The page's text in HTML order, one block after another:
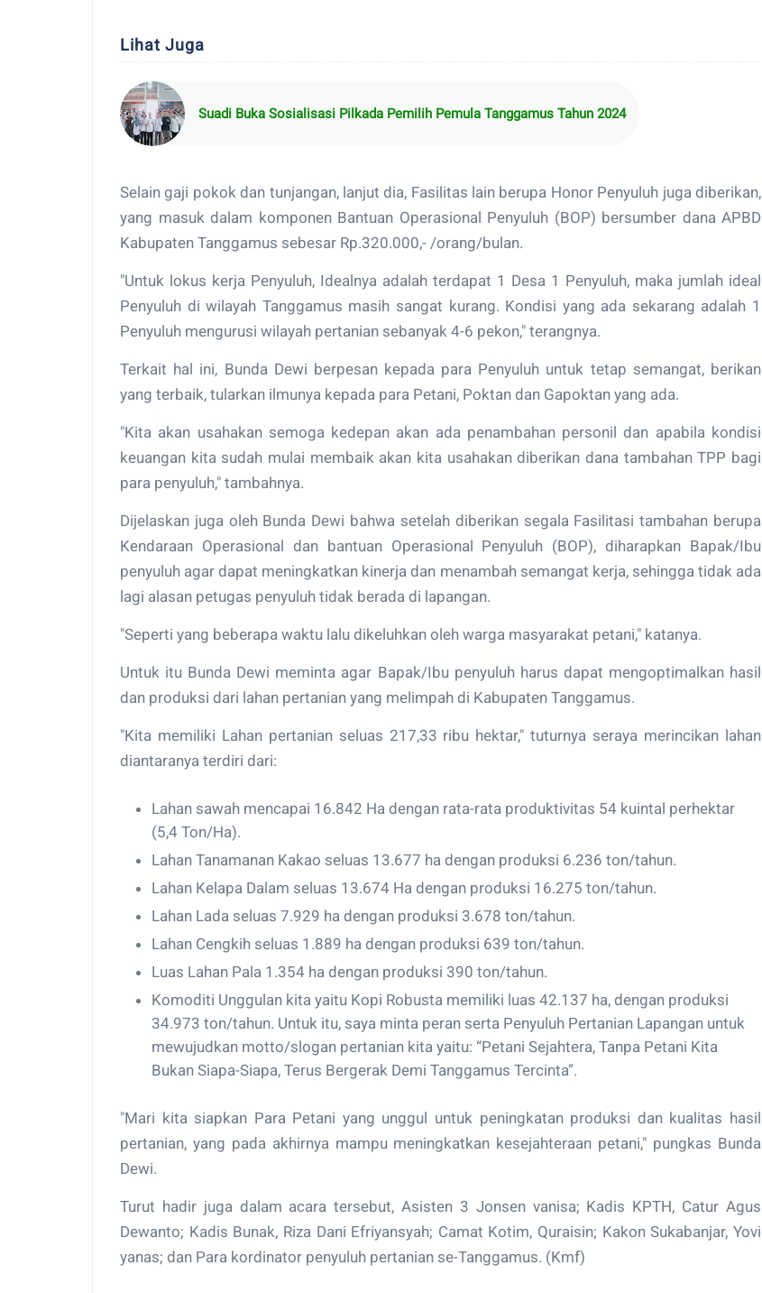
Lihat Juga
Suadi Buka Sosialisasi Pilkada Pemilih Pemula Tanggamus Tahun 2024
Selain gaji pokok dan tunjangan, lanjut dia, Fasilitas lain berupa Honor Penyuluh juga diberikan,
yang masuk dalam komponen Bantuan Operasional Penyuluh (BOP) bersumber dana APBD
Kabupaten Tanggamus sebesar Rp.320.000,- /orang/bulan.
"Untuk lokus kerja Penyuluh, Idealnya adalah terdapat 1 Desa 1 Penyuluh, maka jumlah ideal
Penyuluh di wilayah Tanggamus masih sangat kurang. Kondisi yang ada sekarang adalah 1
Penyuluh mengurusi wilayah pertanian sebanyak 4-6 pekon," terangnya.
Terkait hal ini, Bunda Dewi berpesan kepada para Penyuluh untuk tetap semangat, berikan
yang terbaik, tularkan ilmunya kepada para Petani, Poktan dan Gapoktan yang ada.
"Kita akan usahakan semoga kedepan akan ada penambahan personil dan apabila kondisi
keuangan kita sudah mulai membaik akan kita usahakan diberikan dana tambahan TPP bagi
para penyuluh," tambahnya.
Dijelaskan juga oleh Bunda Dewi bahwa setelah diberikan segala Fasilitasi tambahan berupa
Kendaraan Operasional dan bantuan Operasional Penyuluh (BOP), diharapkan Bapak/Ibu
penyuluh agar dapat meningkatkan kinerja dan menambah semangat kerja, sehingga tidak ada
lagi alasan petugas penyuluh tidak berada di lapangan.
"Seperti yang beberapa waktu lalu dikeluhkan oleh warga masyarakat petani," katanya.
Untuk itu Bunda Dewi meminta agar Bapak/Ibu penyuluh harus dapat mengoptimalkan hasil
dan produksi dari lahan pertanian yang melimpah di Kabupaten Tanggamus.
"Kita memiliki Lahan pertanian seluas 217,33 ribu hektar," tuturnya seraya merincikan lahan
diantaranya terdiri dari:
Lahan sawah mencapai 16.842 Ha dengan rata-rata produktivitas 54 kuintal perhektar
(5,4 Ton/Ha).
Lahan Tanamanan Kakao seluas 13.677 ha dengan produksi 6.236 ton/tahun.
Lahan Kelapa Dalam seluas 13.674 Ha dengan produksi 16.275 ton/tahun.
Lahan Lada seluas 7.929 ha dengan produksi 3.678 ton/tahun.
Lahan Cengkih seluas 1.889 ha dengan produksi 639 ton/tahun.
Luas Lahan Pala 1.354 ha dengan produksi 390 ton/tahun.
Komoditi Unggulan kita yaitu Kopi Robusta memiliki luas 42.137 ha, dengan produksi
34.973 ton/tahun. Untuk itu, saya minta peran serta Penyuluh Pertanian Lapangan untuk
mewujudkan motto/slogan pertanian kita yaitu: “Petani Sejahtera, Tanpa Petani Kita
Bukan Siapa-Siapa, Terus Bergerak Demi Tanggamus Tercinta”.
"Mari kita siapkan Para Petani yang unggul untuk peningkatan produksi dan kualitas hasil
pertanian, yang pada akhirnya mampu meningkatkan kesejahteraan petani," pungkas Bunda
Dewi.
Turut hadir juga dalam acara tersebut, Asisten 3 Jonsen vanisa; Kadis KPTH, Catur Agus
Dewanto; Kadis Bunak, Riza Dani Efriyansyah; Camat Kotim, Quraisin; Kakon Sukabanjar, Yovi
yanas; dan Para kordinator penyuluh pertanian se-Tanggamus. (Kmf)